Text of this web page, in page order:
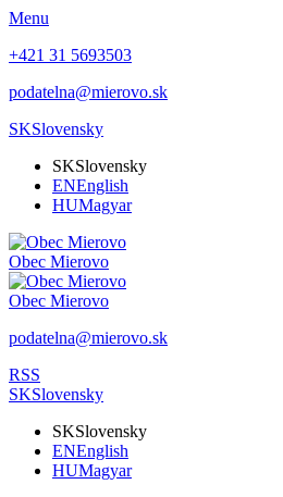
Menu
+421 31 5693503
podatelna@mierovo.sk
SKSlovensky
SKSlovensky
ENEnglish
HUMagyar
Obec Mierovo
Obec Mierovo
podatelna@mierovo.sk
RSS
SKSlovensky
SKSlovensky
ENEnglish
HUMagyar